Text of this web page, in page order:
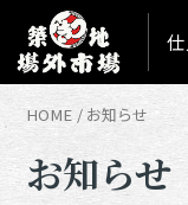
HOME お知らせ
お知らせ